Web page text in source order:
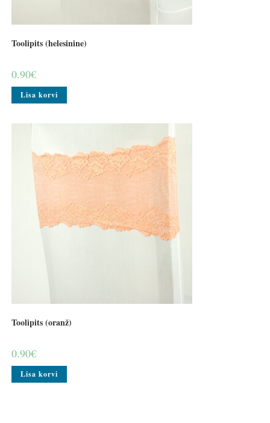
Toolipits (helesinine)
0.90€
Lisa korvi
Toolipits (oranž)
0.90€
Lisa korvi